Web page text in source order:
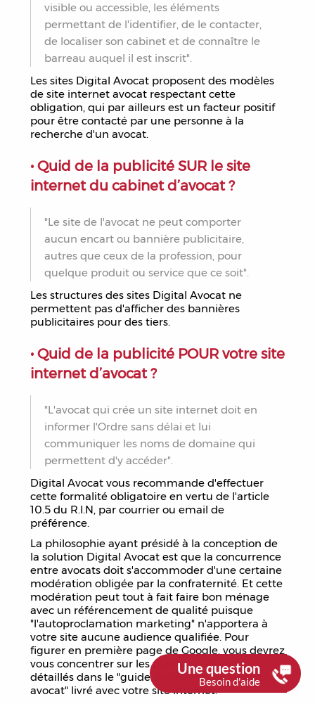
visible ou accessible, les éléments
permettant de l'identifier, de le contacter,
de localiser son cabinet et de connaître le
barreau auquel il est inscrit".
Les sites Digital Avocat proposent des modèles
de site internet avocat respectant cette
obligation, qui par ailleurs est un facteur positif
pour être contacté par une personne à la
recherche d'un avocat.
• Quid de la publicité SUR le site
internet du cabinet d’avocat ?
"Le site de l'avocat ne peut comporter
aucun encart ou bannière publicitaire,
autres que ceux de la profession, pour
quelque produit ou service que ce soit".
Les structures des sites Digital Avocat ne
permettent pas d'afficher des bannières
publicitaires pour des tiers.
• Quid de la publicité POUR votre site
internet d’avocat ?
"L'avocat qui crée un site internet doit en
informer l'Ordre sans délai et lui
communiquer les noms de domaine qui
permettent d'y accéder".
Digital Avocat vous recommande d'effectuer
cette formalité obligatoire en vertu de l'article
10.5 du R.I.N, par courrier ou email de
préférence.
La philosophie ayant présidé à la conception de
la solution Digital Avocat est que la concurrence
entre avocats doit s'accommoder d'une certaine
modération obligée par la confraternité. Et cette
modération peut tout à fait faire bon ménage
avec un référencement de qualité puisque
"l'autoproclamation marketing" n'apportera à
votre site aucune audience qualifiée. Pour
figurer en première page de Google, vous devrez
vous concentrer sur les points qualitatifs
détaillés dans le "guide du référencement pour
avocat" livré avec votre site internet.
Une question
Besoin d'aide